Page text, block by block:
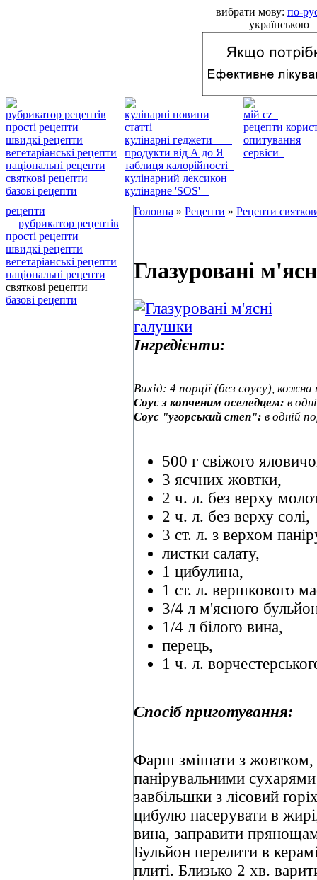
вибрати мову: по-
українською
рубрикатор рецептів
прості рецепти
швидкі рецепти
вегетаріанські рецепти
національні рецепти
святкові рецепти
базові рецепти
кулінарні новини
статті
кулінарні геджети
продукти від А до Я
таблиця калорійності
кулінарний лексикон
кулінарне 'SOS'
мій cz
рецепти
опитування
сервіси
рецепти
рубрикатор рецептів
прості рецепти
швидкі рецепти
вегетаріанські рецепти
національні рецепти
святкові рецепти
базові рецепти
Головна » Рецепти » Рецепти
Глазуровані
Інгредієнти:
Вихід: 4 порції (без соусу), кожна
Соус з копченим оселедцем: в
Соус "угорський степ": в одній
500 г свіжого
3 яєчних жовтки,
2 ч. л. без верху
2 ч. л. без верху солі,
3 ст. л. з верхом
листки салату,
1 цибулина,
1 ст. л. вершкового
3/4 л м'ясного
1/4 л білого вина,
перець,
1 ч. л.
Спосіб приготування:
Фарш змішати з
панірувальними
завбільшки з лісовий
цибулю пасерувати в
вина, заправити
Бульйон перелити в
плиті. Близько 2 хв.